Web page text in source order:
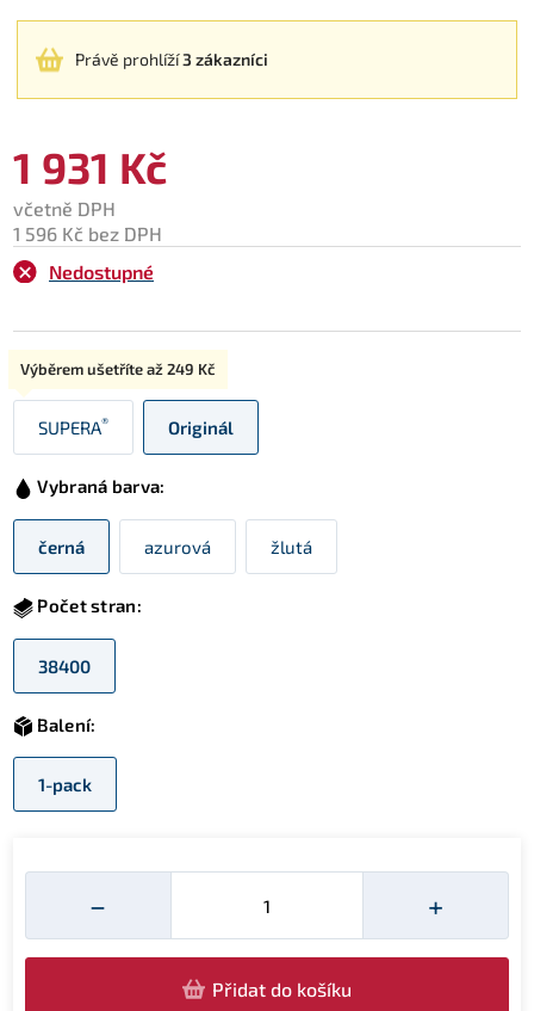
Právě prohlíží3 zákazníci
1 931 Kč
včetně DPH
1 596 Kč bez DPH
Nedostupné
Typ:
SUPERA®
Výběrem ušetříte až249 Kč
Originál
Vybraná barva:
černá azurová žlutá
Počet stran:
38400
Balení:
1-pack
−
Množství
+
Přidat do košíku